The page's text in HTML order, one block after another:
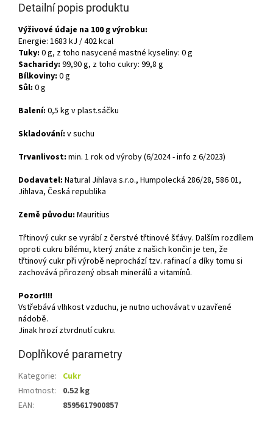
Detailní popis produktu
Výživové údaje na 100 g výrobku:
Energie: 1683 kJ / 402 kcal
Tuky: 0 g, z toho nasycené mastné kyseliny: 0 g
Sacharidy: 99,90 g, z toho cukry: 99,8 g
Bílkoviny: 0 g
Sůl: 0 g
Balení: 0,5 kg v plast.sáčku
Skladování: v suchu
Trvanlivost: min. 1 rok od výroby (6/2024 - info z 6/2023)
Dodavatel: Natural Jihlava s.r.o., Humpolecká 286/28, 586 01,
Jihlava, Česká republika
Země původu: Mauritius
Třtinový cukr se vyrábí z čerstvé třtinové šťávy. Dalším rozdílem
oproti cukru bílému, který znáte z našich končin je ten, že
třtinový cukr při výrobě neprochází tzv. rafinací a díky tomu si
zachovává přirozený obsah minerálů a vitamínů.
Pozor!!!!
Vstřebává vlhkost vzduchu, je nutno uchovávat v uzavřené
nádobě.
Jinak hrozí ztvrdnutí cukru.
Doplňkové parametry
Kategorie: Cukr
Hmotnost:
0.52 kg
EAN: 8595617900857